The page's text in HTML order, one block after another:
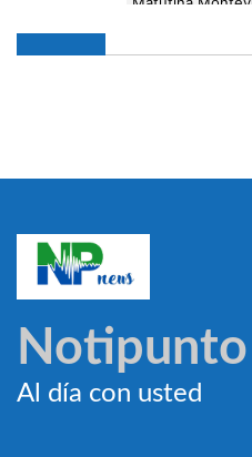
Notipunto
Al día con usted